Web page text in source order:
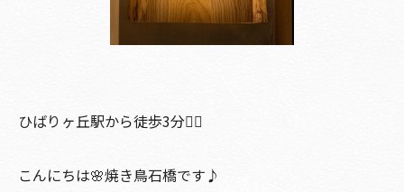
ひばりヶ丘駅から徒歩3分🚶‍♀️
こんにちは🌸焼き鳥石橋です♪